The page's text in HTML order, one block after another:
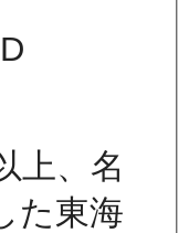
上、名
た東海